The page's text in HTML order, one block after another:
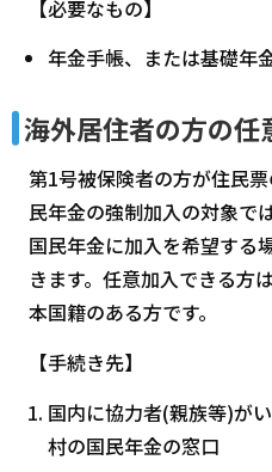
【必要なもの】
年金手帳、または基礎年
海外居住者の方の任
第1号被保険者の方が住民
民年金の強制加入の対象で
国民年金に加入を希望する
きます。任意加入できる方
本国籍のある方です。
【手続き先】
国内に協力者(親族等)が
村の国民年金の窓口